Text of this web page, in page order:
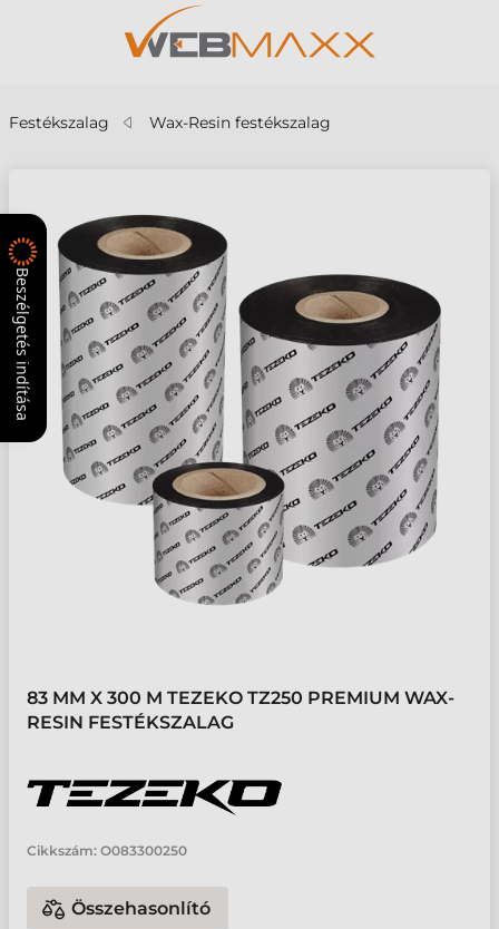
Festékszalag Wax-Resin festékszalag
83 MM X 300 M TEZEKO TZ250 PREMIUM WAX-
RESIN FESTÉKSZALAG
Cikkszám: O083300250
Összehasonlító
Beszélgetés indítása